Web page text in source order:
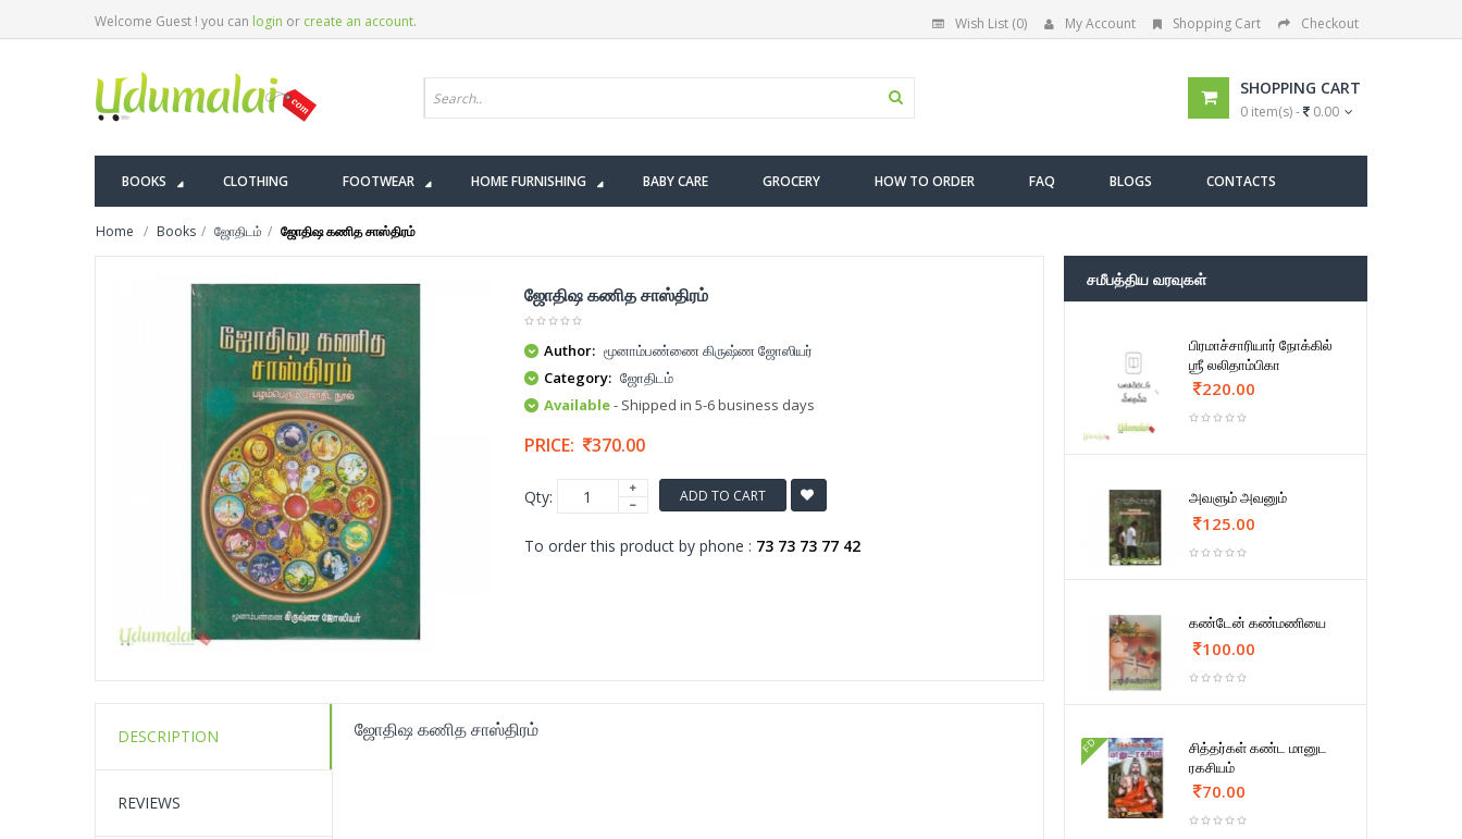
Welcome Guest ! you can login or create an account. Wish List (0) My Account Shopping Cart Checkout
SHOPPING CART
0 item(s) - 0.00
BOOKS CLOTHING FOOTWEAR HOME FURNISHING BABY CARE GROCERY HOW TO ORDER FAQ BLOGS CONTACTS
Home Books ஜோதிடம் ஜோதிஷ கணித சாஸ்திரம்
ஜோதிஷ கணித சாஸ்திரம்
Author: மூனாம்பண்ணை கிருஷ்ண ஜோஸியர்
Category: ஜோதிடம்
Available- Shipped in 5-6 business days
PRICE: 370.00
Qty: ADD TO CART
To order this product by phone : 73 73 73 77 42
DESCRIPTION
REVIEWS
ஜோதிஷ கணித சாஸ்திரம்
சமீபத்திய வரவுகள்
பிரமாச்சாரியார் நோக்கில்
ஶ்ரீ லலிதாம்பிகா
220.00
அவளும் அவனும்
125.00
கண்டேன் கண்மணியை
100.00
FD
சித்தர்கள் கண்ட மானுட
ரகசியம்
70.00